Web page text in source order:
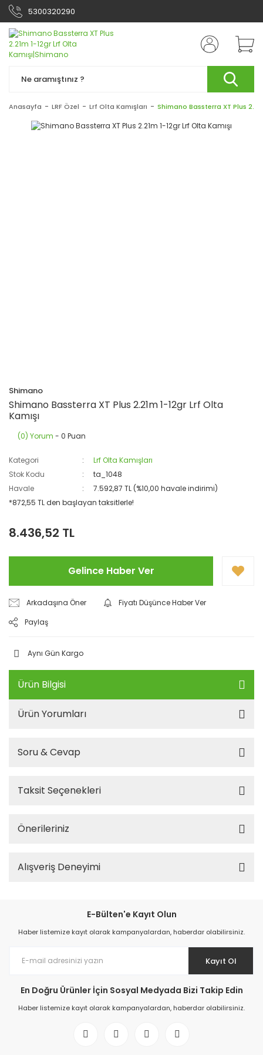
5300320290
Anasayfa LRF Özel Lrf Olta Kamışları Shimano Bassterra XT Plus
Shimano
Shimano Bassterra XT Plus 2.21m 1-12gr Lrf Olta
Kamışı
(0) Yorum - 0 Puan
Kategori
Lrf Olta Kamışları
Stok Kodu
ta_1048
Havale
7.592,87 TL (%10,00 havale indirimi)
*872,55 TL den başlayan taksitlerle!
8.436,52 TL
Gelince Haber Ver
Arkadaşına Öner
Fiyatı Düşünce Haber Ver
Paylaş
Aynı Gün Kargo
Ürün Bilgisi
Ürün Yorumları
Soru & Cevap
Taksit Seçenekleri
Önerileriniz
Alışveriş Deneyimi
E-Bülten'e Kayıt Olun
Haber listemize kayıt olarak kampanyalardan, haberdar olabilirsiniz.
Kayıt Ol
En Doğru Ürünler İçin Sosyal Medyada Bizi Takip Edin
Haber listemize kayıt olarak kampanyalardan, haberdar olabilirsiniz.